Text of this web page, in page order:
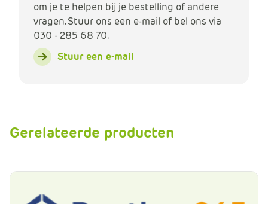
om je te helpen bij je bestelling of andere
vragen. Stuur ons een e-mail of bel ons via
030 - 285 68 70.
Stuur een e-mail
Gerelateerde producten